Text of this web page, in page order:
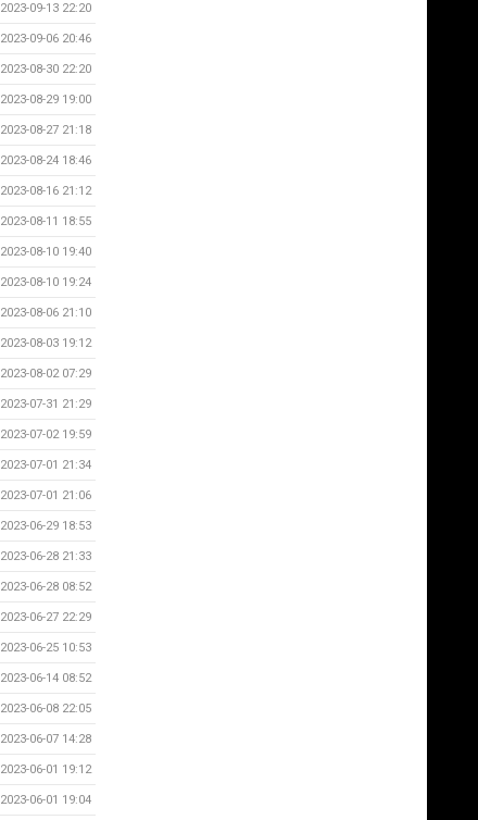
2023-09-13 22:20
2023-09-06 20:46
2023-08-30 22:20
2023-08-29 19:00
2023-08-27 21:18
2023-08-24 18:46
2023-08-16 21:12
2023-08-11 18:55
2023-08-10 19:40
2023-08-10 19:24
2023-08-06 21:10
2023-08-03 19:12
2023-08-02 07:29
2023-07-31 21:29
2023-07-02 19:59
2023-07-01 21:34
2023-07-01 21:06
2023-06-29 18:53
2023-06-28 21:33
2023-06-28 08:52
2023-06-27 22:29
2023-06-25 10:53
2023-06-14 08:52
2023-06-08 22:05
2023-06-07 14:28
2023-06-01 19:12
2023-06-01 19:04